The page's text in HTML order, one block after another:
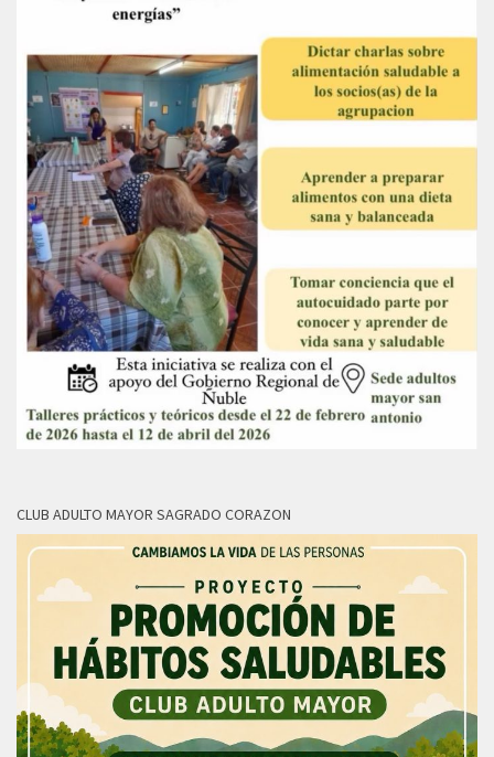
CLUB ADULTO MAYOR SAGRADO CORAZON